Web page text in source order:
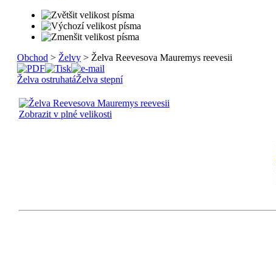
Obchod > Želvy> Želva Reevesova Mauremys reevesii
Želva ostruhatáŽelva stepní
Zobrazit v plné velikosti